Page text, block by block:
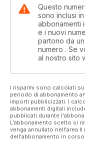
Le
I Gigli:
LE
Roma,
Le
Questo
sono inclusi
abbonamenti
e i nuovi
partono da
numero . Se
al nostro sito
I risparmi sono calcolati
periodo di abbonamento
importi pubblicizzati. I
abbonamenti digitali
pubblicati durante
L'abbonamento scelto si
venga annullato nell'area
dell'abbonamento in corso.